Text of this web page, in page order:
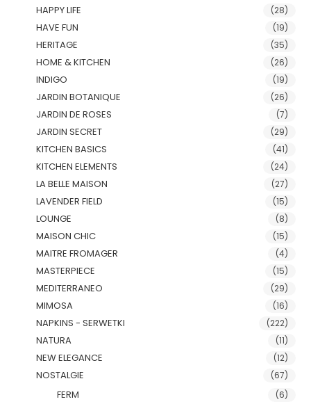
HAPPY LIFE (28)
HAVE FUN (19)
HERITAGE (35)
HOME & KITCHEN (26)
INDIGO (19)
JARDIN BOTANIQUE (26)
JARDIN DE ROSES (7)
JARDIN SECRET (29)
KITCHEN BASICS (41)
KITCHEN ELEMENTS (24)
LA BELLE MAISON (27)
LAVENDER FIELD (15)
LOUNGE (8)
MAISON CHIC (15)
MAITRE FROMAGER (4)
MASTERPIECE (15)
MEDITERRANEO (29)
MIMOSA (16)
NAPKINS - SERWETKI (222)
NATURA (11)
NEW ELEGANCE (12)
NOSTALGIE (67)
FERM (6)